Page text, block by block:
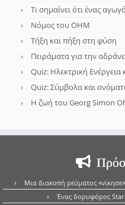
Τι σημαίνει ότι ένας
Νόμος του OHM
Τήξη και πήξη στη φύση
Πειράματα για την
Quiz: Ηλεκτρική Ενέργεια
Quiz: Σύμβολα και
Η ζωή του Georg Simon
Μια διακοπή ρεύματος
Ένας δορυφόρος